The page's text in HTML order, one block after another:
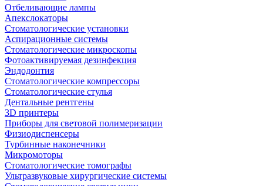
Отбеливающие лампы
Апекслокаторы
Стоматологические установки
Аспирационные системы
Стоматологические микроскопы
Фотоактивируемая дезинфекция
Эндодонтия
Стоматологические компрессоры
Стоматологические стулья
Дентальные рентгены
3D принтеры
Приборы для световой полимеризации
Физиодиспенсеры
Турбинные наконечники
Микромоторы
Стоматологические томографы
Ультразвуковые хирургические системы